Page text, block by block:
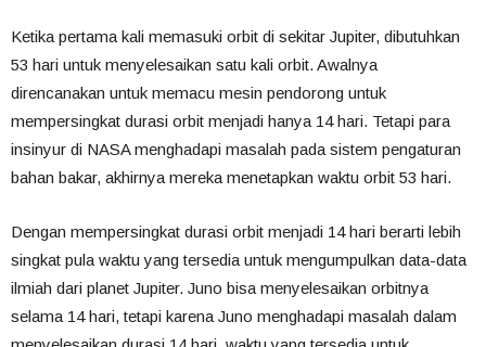
Ketika pertama kali memasuki orbit di sekitar Jupiter, dibutuhkan
53 hari untuk menyelesaikan satu kali orbit. Awalnya
direncanakan untuk memacu mesin pendorong untuk
mempersingkat durasi orbit menjadi hanya 14 hari. Tetapi para
insinyur di NASA menghadapi masalah pada sistem pengaturan
bahan bakar, akhirnya mereka menetapkan waktu orbit 53 hari.
Dengan mempersingkat durasi orbit menjadi 14 hari berarti lebih
singkat pula waktu yang tersedia untuk mengumpulkan data-data
ilmiah dari planet Jupiter. Juno bisa menyelesaikan orbitnya
selama 14 hari, tetapi karena Juno menghadapi masalah dalam